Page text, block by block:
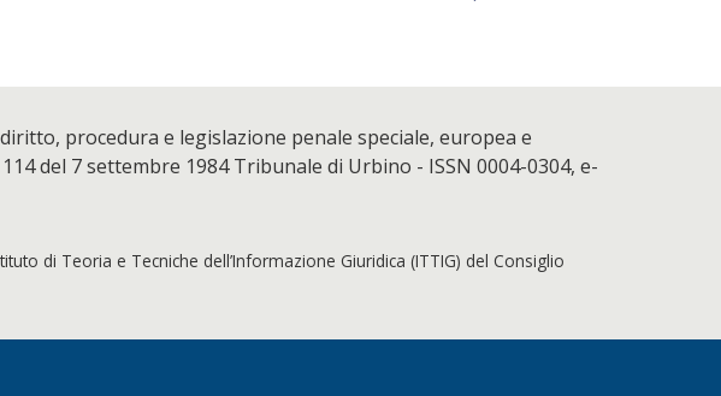
procedura e legislazione penale speciale, europea e
del 7 settembre 1984 Tribunale di Urbino - ISSN 0004-0304, e-
di Teoria e Tecniche dell’Informazione Giuridica (ITTIG) del Consiglio